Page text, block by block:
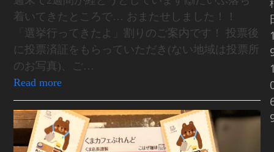
着いてきたところで… おまたせしました！！
「選挙行ってきたよ」割りのご案内です！ 投票後
に投票済証をもらっていただき(ない地域は投票所
のお写真)、ご…
Read more